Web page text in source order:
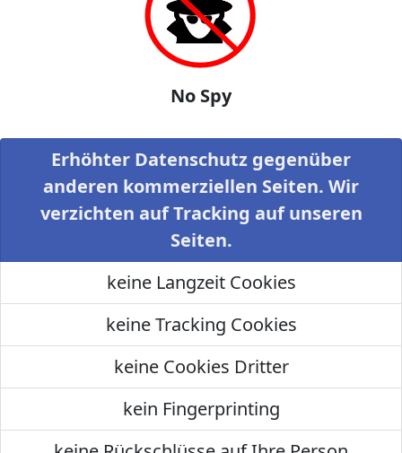
No Spy
Erhöhter Datenschutz gegenüber
anderen kommerziellen Seiten. Wir
verzichten auf Tracking auf unseren
Seiten.
keine Langzeit Cookies
keine Tracking Cookies
keine Cookies Dritter
kein Fingerprinting